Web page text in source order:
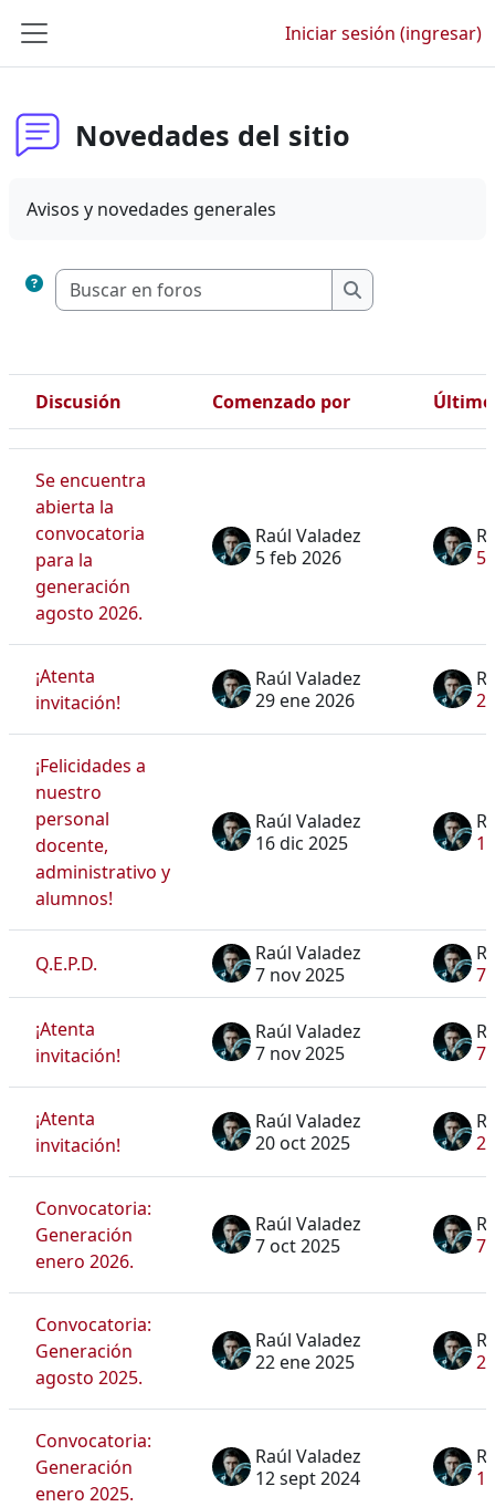
Pánel lateral
Iniciar sesión (ingresar)
Novedades del sitio
Avisos y novedades generales
Buscar en foros
Buscar en foros
Estatus
Discusión Comenzado por
Se encuentra
abierta la
convocatoria
para la
generación
agosto 2026.
Raúl Valadez
5 feb 2026
5
¡Atenta
invitación!
Raúl Valadez
29 ene 2026
¡Felicidades a
nuestro
personal
docente,
administrativo y
alumnos!
Raúl Valadez
16 dic 2025
Q.E.P.D.
Raúl Valadez
7 nov 2025
7
¡Atenta
invitación!
Raúl Valadez
7 nov 2025
7
¡Atenta
invitación!
Raúl Valadez
20 oct 2025
Convocatoria:
Generación
enero 2026.
Raúl Valadez
7 oct 2025
7
Convocatoria:
Generación
agosto 2025.
Raúl Valadez
22 ene 2025
Convocatoria:
Generación
enero 2025.
Raúl Valadez
12 sept 2024